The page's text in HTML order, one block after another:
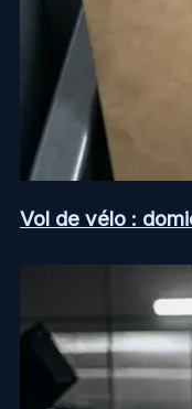
Vol de vélo :